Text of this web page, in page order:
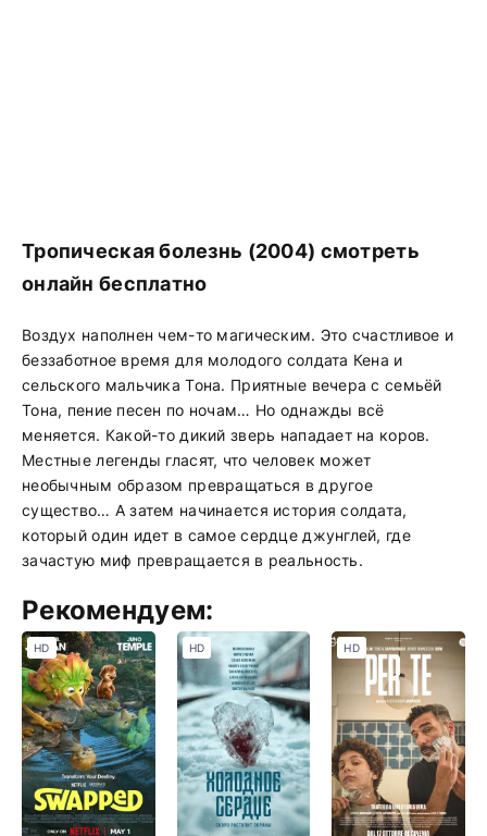
Тропическая болезнь (2004) смотреть
онлайн бесплатно
Воздух наполнен чем-то магическим. Это счастливое и
беззаботное время для молодого солдата Кена и
сельского мальчика Тона. Приятные вечера с семьёй
Тона, пение песен по ночам… Но однажды всё
меняется. Какой-то дикий зверь нападает на коров.
Местные легенды гласят, что человек может
необычным образом превращаться в другое
существо… А затем начинается история солдата,
который один идет в самое сердце джунглей, где
зачастую миф превращается в реальность.
Рекомендуем:
HD HD HD